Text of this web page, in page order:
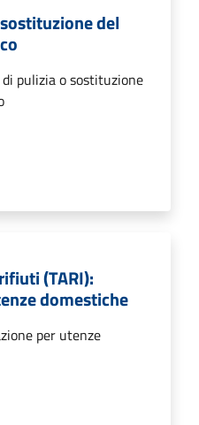
del
pulizia o sostituzione
(TARI):
domestiche
per utenze